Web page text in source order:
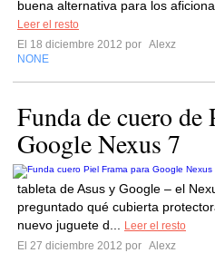
buena alternativa para los
Leer el resto
El 18 diciembre 2012 por Alexz
NONE
Funda de cuero de
Google Nexus 7
tableta de Asus y Google – el
preguntado qué cubierta
nuevo juguete d...
Leer el resto
El 27 diciembre 2012 por Alexz